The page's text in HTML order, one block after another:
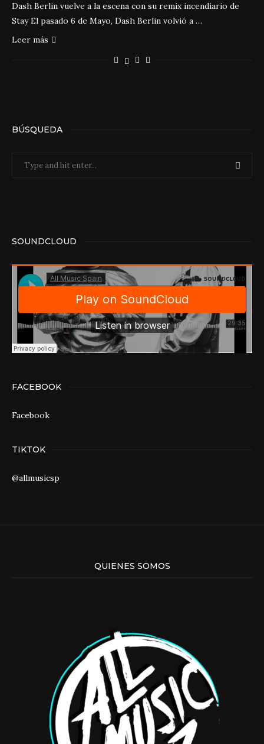
Dash Berlin vuelve a la escena con su remix incendiario de
Stay El pasado 6 de Mayo, Dash Berlin volvió a …
Leer más
BÚSQUEDA
SOUNDCLOUD
FACEBOOK
Facebook
TIKTOK
@allmusicsp
QUIENES SOMOS